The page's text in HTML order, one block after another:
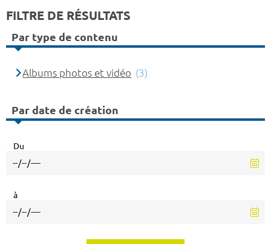
FILTRE DE RÉSULTATS
Par type de contenu
Albums photos et vidéo (3)
Par date de création
Du
à